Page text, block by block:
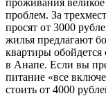
проблем. За
просят от 3000
жилья предлагают
квартиры
в Анапе. Если вы
питание «все
стоить от 4000